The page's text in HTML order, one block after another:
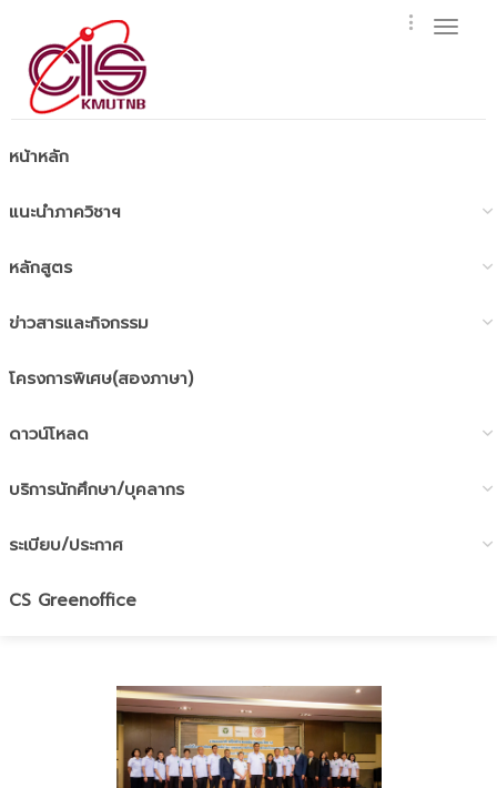
หน้าหลัก
แนะนำภาควิชาฯ
หลักสูตร
ข่าวสารและกิจกรรม
โครงการพิเศษ(สองภาษา)
ดาวน์โหลด
บริการนักศึกษา/บุคลากร
ระเบียบ/ประกาศ
CS Greenoffice